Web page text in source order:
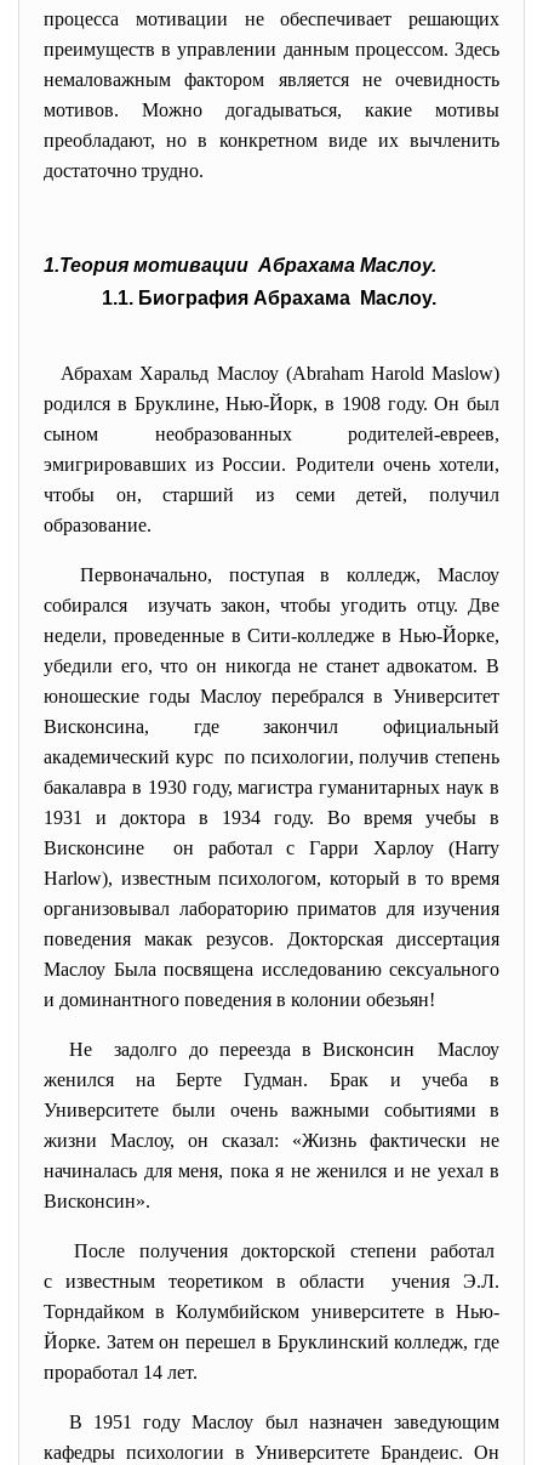
процесса мотивации не обеспечивает решающих
преимуществ в управлении данным процессом. Здесь
немаловажным фактором является не очевидность
мотивов. Можно догадываться, какие мотивы
преобладают, но в конкретном виде их вычленить
достаточно трудно.
1.Теория мотивации Абрахама Маслоу.
1.1. Биография Абрахама Маслоу.
Абрахам Харальд Маслоу (Abraham Harold Maslow)
родился в Бруклине, Нью-Йорк, в 1908 году. Он был
сыном необразованных родителей-евреев,
эмигрировавших из России. Родители очень хотели,
чтобы он, старший из семи детей, получил
образование.
Первоначально, поступая в колледж, Маслоу
собирался изучать закон, чтобы угодить отцу. Две
недели, проведенные в Сити-колледже в Нью-Йорке,
убедили его, что он никогда не станет адвокатом. В
юношеские годы Маслоу перебрался в Университет
Висконсина, где закончил официальный
академический курс по психологии, получив степень
бакалавра в 1930 году, магистра гуманитарных наук в
1931 и доктора в 1934 году. Во время учебы в
Висконсине он работал с Гарри Харлоу (Harry
Harlow), известным психологом, который в то время
организовывал лабораторию приматов для изучения
поведения макак резусов. Докторская диссертация
Маслоу Была посвящена исследованию сексуального
и доминантного поведения в колонии обезьян!
Не задолго до переезда в Висконсин Маслоу
женился на Берте Гудман. Брак и учеба в
Университете были очень важными событиями в
жизни Маслоу, он сказал: «Жизнь фактически не
начиналась для меня, пока я не женился и не уехал в
Висконсин».
После получения докторской степени работал
с известным теоретиком в области учения Э.Л.
Торндайком в Колумбийском университете в Нью-
Йорке. Затем он перешел в Бруклинский колледж, где
проработал 14 лет.
В 1951 году Маслоу был назначен заведующим
кафедры психологии в Университете Брандеис. Он